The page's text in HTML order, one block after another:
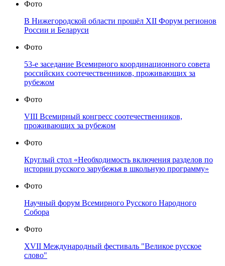
Фото
В Нижегородской области прошёл XII Форум регионов
России и Беларуси
Фото
53-е заседание Всемирного координационного совета
российских соотечественников, проживающих за
рубежом
Фото
VIII Всемирный конгресс соотечественников,
проживающих за рубежом
Фото
Круглый стол «Необходимость включения разделов по
истории русского зарубежья в школьную программу»
Фото
Научный форум Всемирного Русского Народного
Собора
Фото
XVII Международный фестиваль "Великое русское
слово"